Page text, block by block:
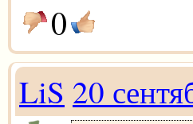
0
LiS 20